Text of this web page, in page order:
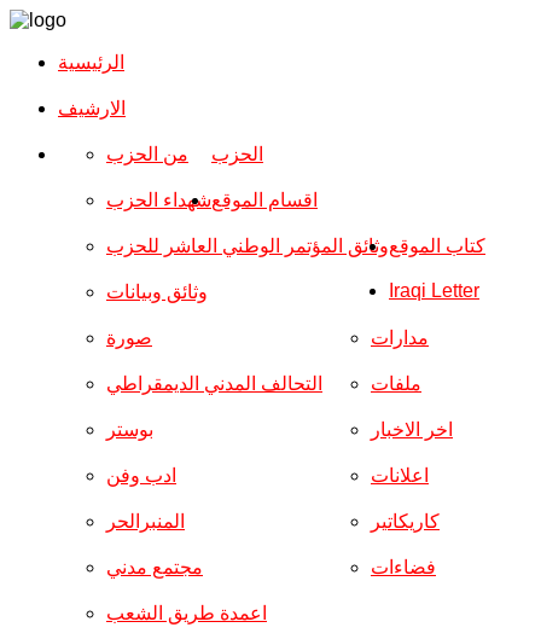
الرئيسية
الارشیف
الحزب من الحزب
شهداء الحزب
وثائق المؤتمر الوطني العاشر للحزب
وثائق وبيانات
اقسام الموقع
صورة
التحالف المدني الديمقراطي
بوستر
ادب وفن
المنبرالحر
مجتمع مدني
مدارات
ملفات
اخر الاخبار
اعلانات
كاريكاتير
فضاءات
اعمدة طريق الشعب
كتاب الموقع
Iraqi Letter